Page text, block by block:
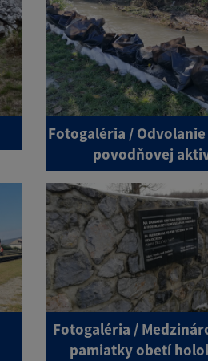
Fotogaléria /
povodňovej
Fotogaléria /
pamiatky obetí